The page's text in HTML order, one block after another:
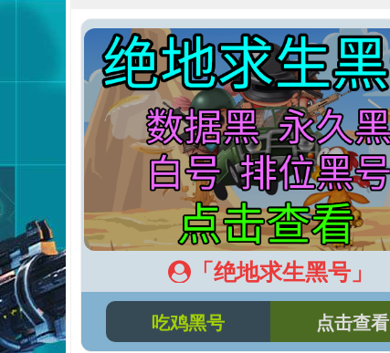
「绝地求生黑号」
吃鸡黑号 点击查看